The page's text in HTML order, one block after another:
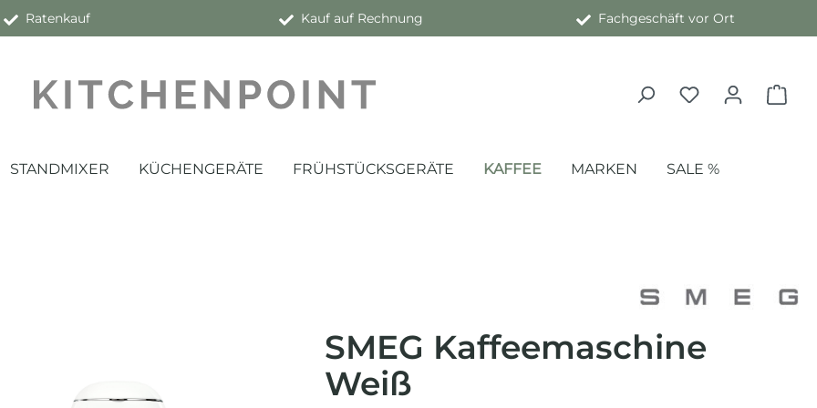
Ratenkauf Kauf auf Rechnung Fachgeschäft vor Ort
STANDMIXER KÜCHENGERÄTE FRÜHSTÜCKSGERÄTE KAFFEE MARKEN SALE %
SMEG Kaffeemaschine
Weiß